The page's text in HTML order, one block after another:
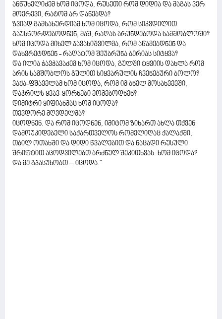
ანწუხელიძემ ხომ იცოდა, რუსეთი რომ დიდია და მაგას ვერ
მოერევი, რატომ არ დანებდა?
ზვიად გამსახურდიამ ხომ იცოდა, რომ სიკვდილით
გაუსწორდებოდნენ, მაშ, რაღას ბრუნდებოდა სამშობლოში?
ხომ იცოდა მიხელ ჯავახიშვილმა, რომ აწამებდნენ და
დახვრეტდნენ - რაღატომ შეუბრუნა ბერიას სიტყვა?
და ილია ჭავჭავაძემ ხომ იცოდა, გულში ტყვიის დახლა რომ
არის სამშობლოს გულით სიყვარულის ჩვენებური ბოლო?
ვაჟა-ფშაველამ ხომ იცოდა, რომ იმ ბნელ მოსახვევში,
დაჭრილს ყვავ-ყორნები ეომებოდნენ?
დიმიტრი ყიფიანმაც ხომ იცოდა?
თევდორე მღვდელმა?
იცოდნენ. და რომ იცოდნენ, იმიტომ ზიხართ ახლა თქვენ
დამოუკიდებელი საქართველოს რომელიღაც ქალაქში,
თბილ ოთახში და დიდი წვალებით და ნაცადი რუსული
შრიფტით აცოდვილებთ ბრძნულ შეკითხვას: ხომ იცოდა?
და მე გპასუხობთ – იცოდა."